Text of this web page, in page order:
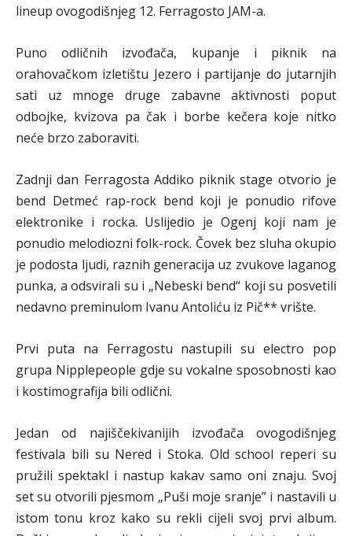
lineup ovogodišnjeg 12. Ferragosto JAM-a.
Puno odličnih izvođača, kupanje i piknik na
orahovačkom izletištu Jezero i partijanje do jutarnjih
sati uz mnoge druge zabavne aktivnosti poput
odbojke, kvizova pa čak i borbe kečera koje nitko
neće brzo zaboraviti.
Zadnji dan Ferragosta Addiko piknik stage otvorio je
bend Detmeć rap-rock bend koji je ponudio rifove
elektronike i rocka. Uslijedio je Ogenj koji nam je
ponudio melodiozni folk-rock. Čovek bez sluha okupio
je podosta ljudi, raznih generacija uz zvukove laganog
punka, a odsvirali su i „Nebeski bend“ koji su posvetili
nedavno preminulom Ivanu Antoliću iz Pič** vrište.
Prvi puta na Ferragostu nastupili su electro pop
grupa Nipplepeople gdje su vokalne sposobnosti kao
i kostimografija bili odlični.
Jedan od najiščekivanijih izvođača ovogodišnjeg
festivala bili su Nered i Stoka. Old school reperi su
pružili spektakl i nastup kakav samo oni znaju. Svoj
set su otvorili pjesmom „Puši moje sranje” i nastavili u
istom tonu kroz kako su rekli cijeli svoj prvi album.